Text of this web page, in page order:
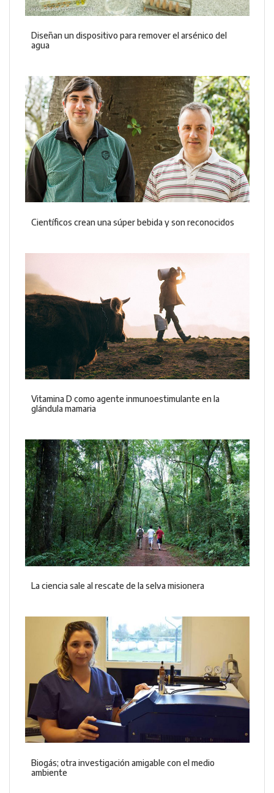
Diseñan un dispositivo para remover el arsénico del
agua
Científicos crean una súper bebida y son reconocidos
Vitamina D como agente inmunoestimulante en la
glándula mamaria
La ciencia sale al rescate de la selva misionera
Biogás; otra investigación amigable con el medio
ambiente